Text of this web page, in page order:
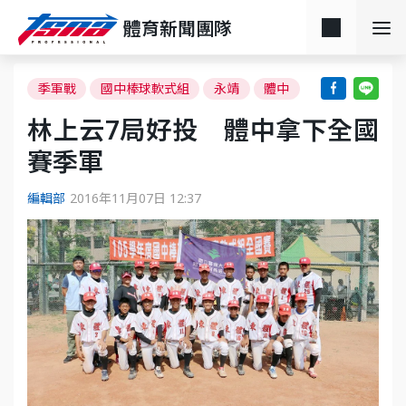
體育新聞團隊
季軍戰 國中棒球軟式組 永靖 體中
林上云7局好投 體中拿下全國
賽季軍
編輯部 2016年11月07日 12:37